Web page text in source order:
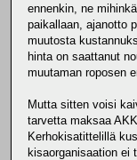
ennenkin, ne
paikallaan, ajanotto
muutosta
hinta on saattanut
muutaman roposen
Mutta sitten voisi
tarvetta maksaa
Kerhokisatittelillä
kisaorganisaation ei